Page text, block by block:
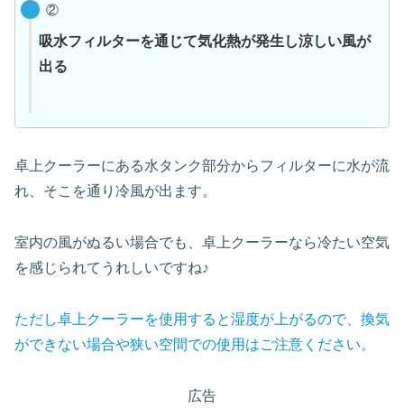
②
吸水フィルターを通じて気化熱が発生し涼しい風が
出る
卓上クーラーにある水タンク部分からフィルターに水が流
れ、そこを通り冷風が出ます。
室内の風がぬるい場合でも、卓上クーラーなら冷たい空気
を感じられてうれしいですね♪
ただし卓上クーラーを使用すると湿度が上がるので、換気
ができない場合や狭い空間での使用はご注意ください。
広告